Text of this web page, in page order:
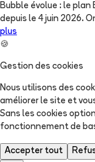
Bubble évolue : le
depuis le 4 juin 2026.
plus
🍪
Gestion des cookies
Nous utilisons des
améliorer le site et
Sans les cookies
fonctionnement de
Accepter tout